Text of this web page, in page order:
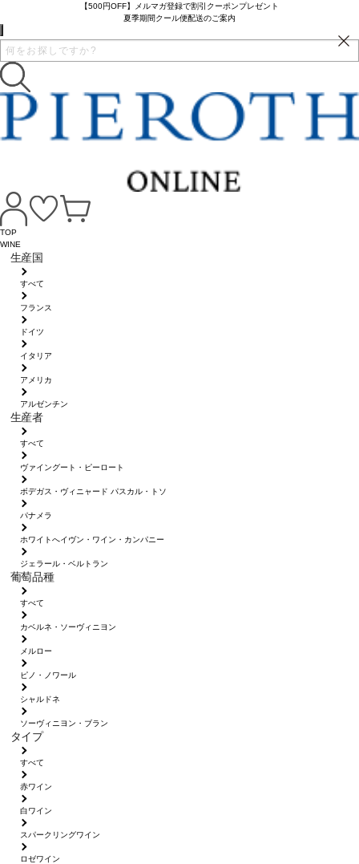
【500円OFF】メルマガ登録で割引クーポンプレゼント
夏季期間クール便配送のご案内
TOP
WINE
生産国
すべて
フランス
ドイツ
イタリア
アメリカ
アルゼンチン
生産者
すべて
ヴァイングート・ピーロート
ボデガス・ヴィニャード パスカル・トソ
パナメラ
ホワイトへイヴン・ワイン・カンパニー
ジェラール・ベルトラン
葡萄品種
すべて
カベルネ・ソーヴィニヨン
メルロー
ピノ・ノワール
シャルドネ
ソーヴィニヨン・ブラン
タイプ
すべて
赤ワイン
白ワイン
スパークリングワイン
ロゼワイン